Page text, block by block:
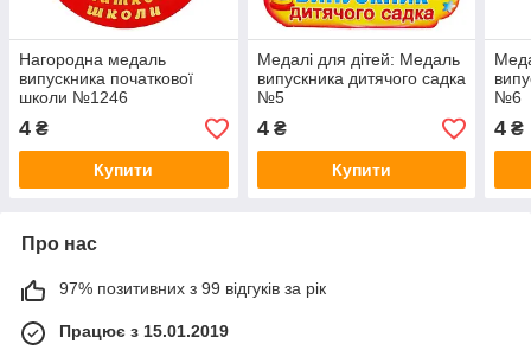
Нагородна медаль
випускника початкової
школи №1246
4 ₴
Купити
Медалі для дітей: Медаль
випускника дитячого садка
№5
4₴
Купити
№6
4 ₴
Про нас
97% позитивних з 99 відгуків за рік
Працює з 15.01.2019